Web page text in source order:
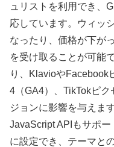
ュリストを利用でき、
応しています。ウィッ
なったり、価格が下が
を受け取ることが可能
り、KlavioやFacebook
4（GA4）、TikTokピ
ジョンに影響を与えま
JavaScript APIもサポ
に設定でき、テーマと